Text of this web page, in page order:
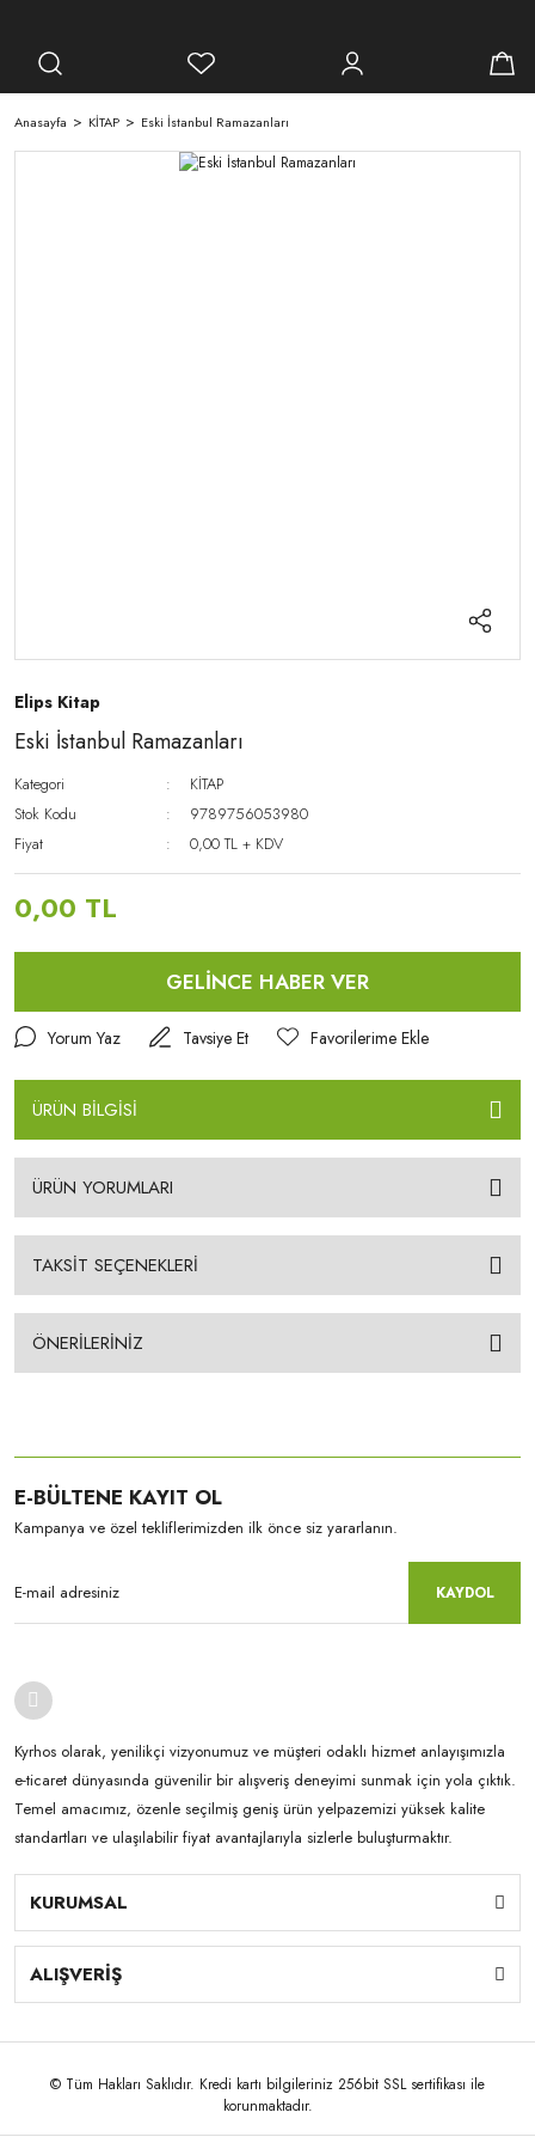
Anasayfa KİTAP Eski İstanbul Ramazanları
Elips Kitap
Eski İstanbul Ramazanları
Kategori
KİTAP
Stok Kodu
9789756053980
Fiyat
0,00 TL + KDV
0,00 TL
GELİNCE HABER VER
Yorum Yaz Tavsiye Et
ÜRÜN BİLGİSİ
ÜRÜN YORUMLARI
TAKSİT SEÇENEKLERİ
ÖNERİLERİNİZ
E-BÜLTENE KAYIT OL
Kampanya ve özel tekliflerimizden ilk önce siz yararlanın.
KAYDOL
Kyrhos olarak, yenilikçi vizyonumuz ve müşteri odaklı hizmet anlayışımızla
e-ticaret dünyasında güvenilir bir alışveriş deneyimi sunmak için yola çıktık.
Temel amacımız, özenle seçilmiş geniş ürün yelpazemizi yüksek kalite
standartları ve ulaşılabilir fiyat avantajlarıyla sizlerle buluşturmaktır.
KURUMSAL
ALIŞVERİŞ
© Tüm Hakları Saklıdır. Kredi kartı bilgileriniz 256bit SSL sertifikası ile
korunmaktadır.